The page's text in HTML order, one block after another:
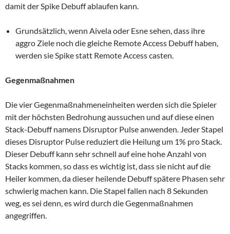
damit der Spike Debuff ablaufen kann.
Grundsätzlich, wenn Aivela oder Esne sehen, dass ihre
aggro Ziele noch die gleiche Remote Access Debuff haben,
werden sie Spike statt Remote Access casten.
Gegenmaßnahmen
Die vier Gegenmaßnahmeneinheiten werden sich die Spieler
mit der höchsten Bedrohung aussuchen und auf diese einen
Stack-Debuff namens Disruptor Pulse anwenden. Jeder Stapel
dieses Disruptor Pulse reduziert die Heilung um 1% pro Stack.
Dieser Debuff kann sehr schnell auf eine hohe Anzahl von
Stacks kommen, so dass es wichtig ist, dass sie nicht auf die
Heiler kommen, da dieser heilende Debuff spätere Phasen sehr
schwierig machen kann. Die Stapel fallen nach 8 Sekunden
weg, es sei denn, es wird durch die Gegenmaßnahmen
angegriffen.